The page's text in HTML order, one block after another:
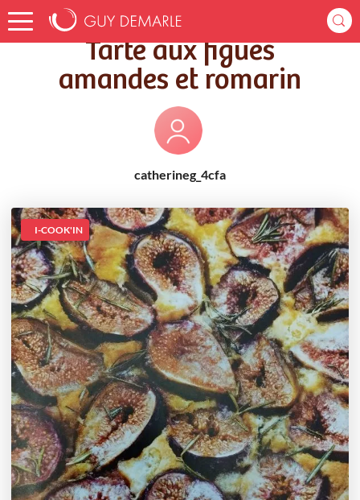
Accueil Recettes Tarte aux figues amandes et romarin
Tarte aux figues
amandes et romarin
catherineg_4cfa
I-COOK'IN